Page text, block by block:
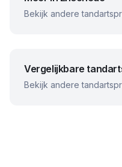
Bekijk andere
Vergelijkbare
Bekijk andere